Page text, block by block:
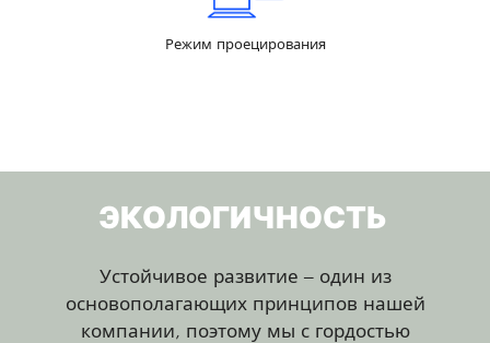
Режим проецирования
ЭКОЛОГИЧНОСТЬ
Устойчивое развитие – один из
основополагающих принципов нашей
компании, поэтому мы с гордостью